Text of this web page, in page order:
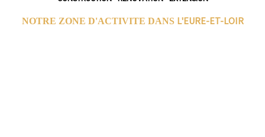
NOTRE ZONE D'ACTIVITE DANS L'EURE-ET-LOIR